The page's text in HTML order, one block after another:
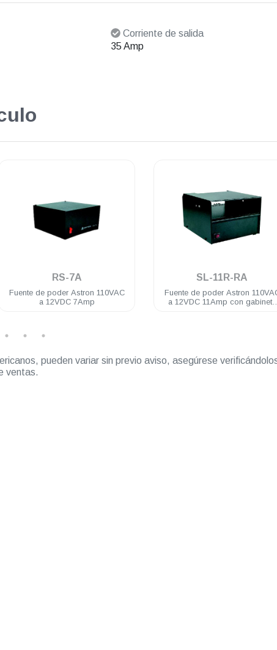
Corriente de salida
35 Amp
RS-7A
Fuente de poder Astron 110VAC
a 12VDC 7Amp
SL-11R-RA
Fuente de poder Astron
a 12VDC 11Amp con gabinete
pueden variar sin previo aviso, asegúrese
ventas.